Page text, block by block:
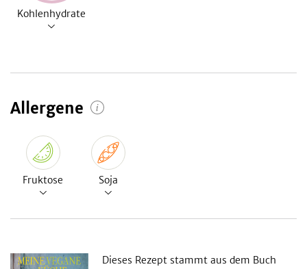
Kohlenhydrate
Allergene
Fruktose Soja
Dieses Rezept stammt aus dem Buch